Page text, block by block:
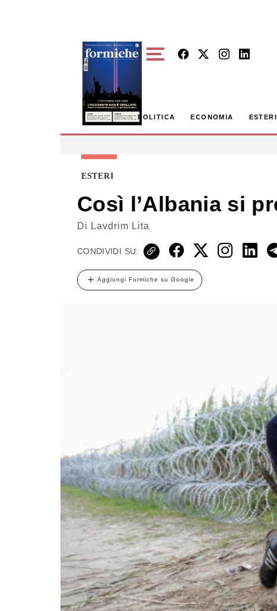
POLITICA ECONOMIA ESTERI
ESTERI
Così l’Albania si
Di Lavdrim Lita
CONDIVIDI SU:
Aggiungi Formiche su Google